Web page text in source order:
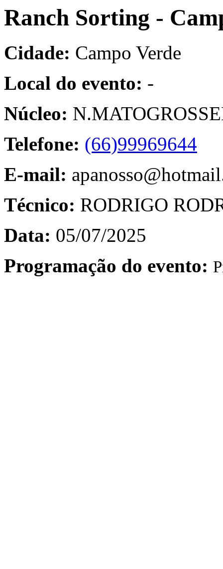
Ranch Sorting -
Cidade: Campo Verde
Local do evento: -
Núcleo:
Telefone: (66)99969644
E-mail:
Técnico: RODRIGO
Data: 05/07/2025
Programação do evento: